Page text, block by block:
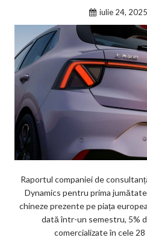
iulie 24, 2025
Raportul companiei de
Dynamics pentru prima
chineze prezente pe piața
dată într-un semestru, 5%
comercializate în cele